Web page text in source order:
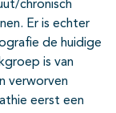
chronisch
Er is echter
de huidige
is van
verworven
eerst een